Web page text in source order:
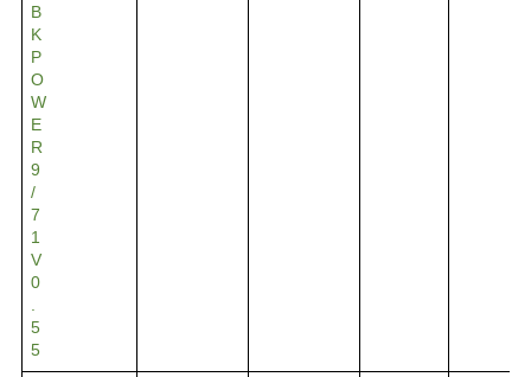
B
K
P
O
W
E
R
9
/
7
1
V
0
5
5